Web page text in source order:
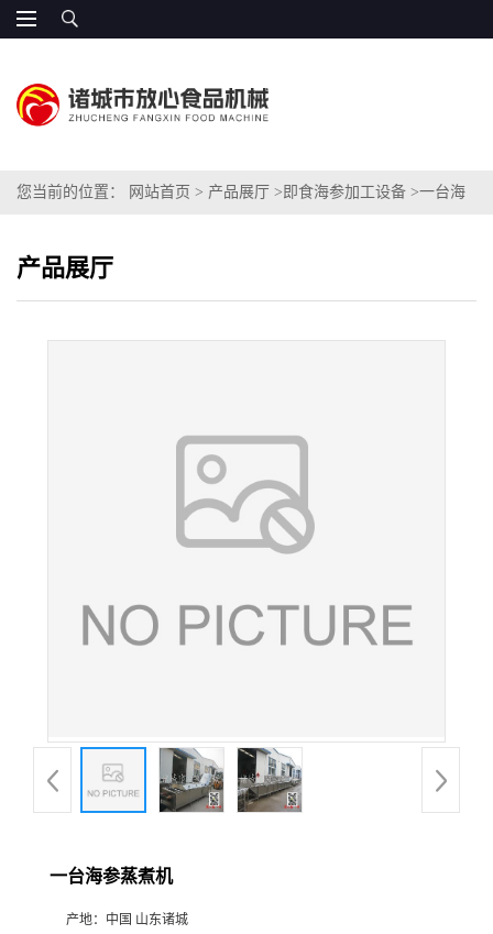
您当前的位置： 网站首页 > 产品展厅 > 即食海参加工设备 >一台海
产品展厅
一台海参蒸煮机
产地： 中国 山东诸城